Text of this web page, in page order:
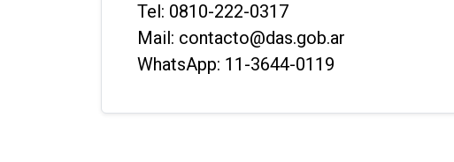
Tel: 0810-222-0317
Mail: contacto@das.gob.ar
WhatsApp: 11-3644-0119